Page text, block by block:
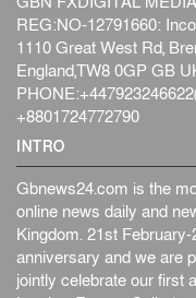
REG:NO-12791660:
1110 Great West Rd,
England,TW8 0GP GB
+8801724772790
INTRO
Gbnews24.com is the
online news daily and
Kingdom. 21st
anniversary and we are
jointly celebrate our first